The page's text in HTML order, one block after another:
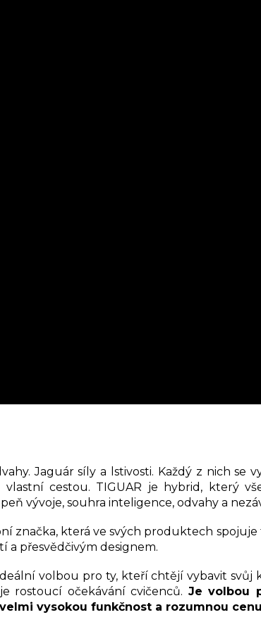
Jaguár síly a lstivosti. Každý z nich se
cestou. TIGUAR je hybrid, který
vývoje, souhra inteligence, odvahy a
značka, která ve svých produktech
a přesvědčivým designem.
volbou pro ty, kteří chtějí vybavit svůj
rostoucí očekávání cvičenců. Je volbou
vysokou funkčnost a rozumnou